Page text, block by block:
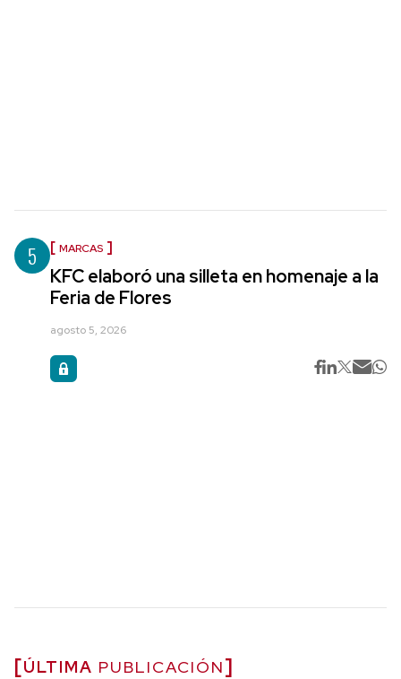
5 MARCAS
KFC elaboró una silleta en homenaje a la
Feria de Flores
agosto 5, 2026
ÚLTIMA PUBLICACIÓN